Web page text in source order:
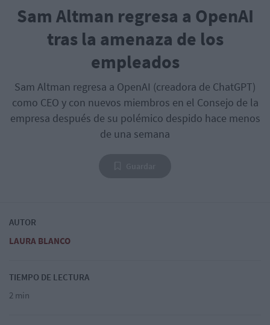
Sam Altman regresa a OpenAI
tras la amenaza de los
empleados
Sam Altman regresa a OpenAI (creadora de ChatGPT)
como CEO y con nuevos miembros en el Consejo de la
empresa después de su polémico despido hace menos
de una semana
AUTOR
LAURA BLANCO
TIEMPO DE LECTURA
2 min